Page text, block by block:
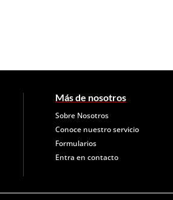
Más de nosotros
Sobre Nosotros
Conoce nuestro servicio
Formularios
Entra en contacto